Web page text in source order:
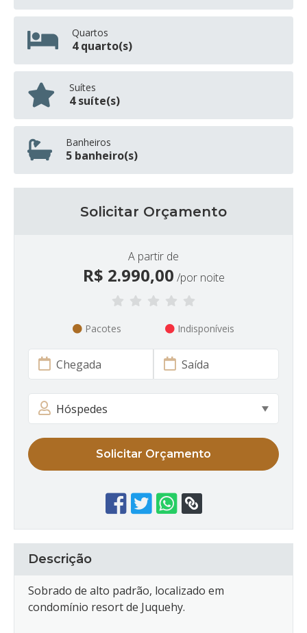
Quartos
4 quarto(s)
Suítes
4 suíte(s)
Banheiros
5 banheiro(s)
Solicitar Orçamento
A partir de
R$ 2.990,00 /por noite
Pacotes Indisponíveis
Solicitar Orçamento
Descrição
Sobrado de alto padrão, localizado em
condomínio resort de Juquehy.